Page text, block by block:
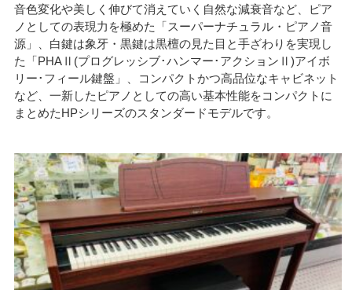
音色変化や美しく伸びて消えていく自然な減衰音など、ピア
ノとしての表現力を極めた「スーパーナチュラル・ピアノ音
源」、白鍵は象牙・黒鍵は黒檀の見た目と手ざわりを実現し
た「PHAⅡ(プログレッシブ･ハンマー･アクションⅡ)アイボ
リー･フィール鍵盤」、コンパクトかつ高品位なキャビネット
など、一新したピアノとしての高い基本性能をコンパクトに
まとめたHPシリーズのスタンダードモデルです。